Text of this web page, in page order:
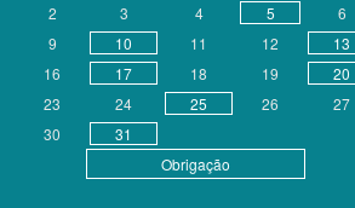
Obrigação
2
3 4 5 6
9 10 11 12 13
16
17 18 19 20
23
24 25 26 27
30
31